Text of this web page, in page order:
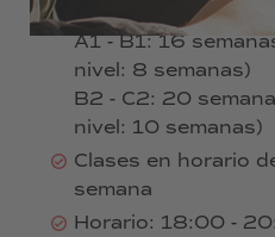
Duración:
A1 - B1: 16
nivel: 8 semanas)
B2 - C2: 20
nivel: 10 semanas)
Clases en horario
semana
Horario: 18:00 -